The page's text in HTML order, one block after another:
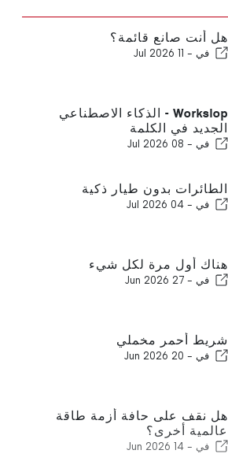
هل أنت صانع قائمة؟
في - 11 Jul 2026
Workslop - الذكاء الاصطناعي
الجديد في الكلمة
في - 08 Jul 2026
الطائرات بدون طيار ذكية
في - 04 Jul 2026
هناك أول مرة لكل شيء
في - 27 Jun 2026
شريط أحمر مخملي
في - 20 Jun 2026
هل نقف على حافة أزمة طاقة
عالمية أخرى؟
في - 14 Jun 2026